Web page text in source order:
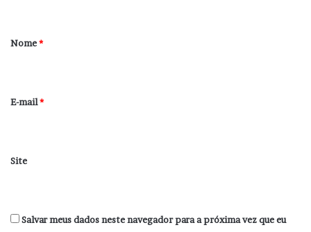
r
*
Nome*
E-mail*
Site
Salvar meus dados neste navegador para a próxima vez que eu